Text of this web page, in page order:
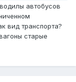
автобусов
вид транспорта?
старые